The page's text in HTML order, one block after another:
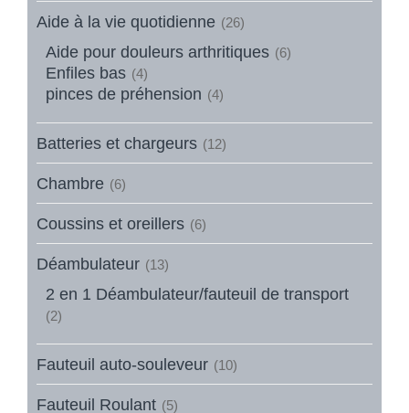
Aide à la vie quotidienne (26)
Aide pour douleurs arthritiques (6)
Enfiles bas (4)
pinces de préhension (4)
Batteries et chargeurs (12)
Chambre (6)
Coussins et oreillers (6)
Déambulateur (13)
2 en 1 Déambulateur/fauteuil de transport
(2)
Fauteuil auto-souleveur (10)
Fauteuil Roulant (5)